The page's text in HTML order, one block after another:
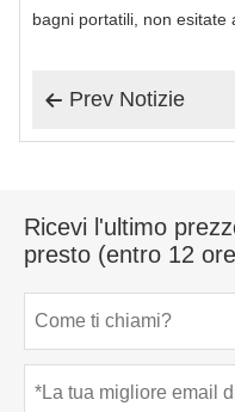
bagni portatili, non esitate
 Prev Notizie
Ricevi l'ultimo
presto (entro 12